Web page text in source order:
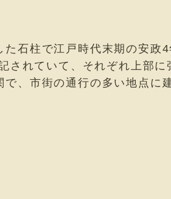
石柱で江戸時代末期の安政4
されていて、それぞれ上部に
、市街の通行の多い地点に